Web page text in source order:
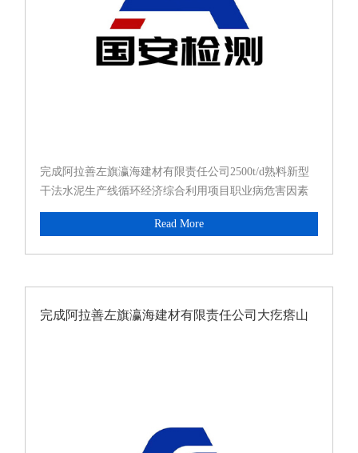
完成阿拉善左旗瀛海建材有限责任公司2500t/d熟料新型
干法水泥生产线循环经济综合利用项目职业病危害因素
定期检测
Read More
完成阿拉善左旗瀛海建材有限责任公司大疙瘩山